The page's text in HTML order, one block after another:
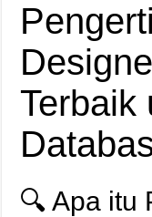
Terbaik
🔍 Apa itu